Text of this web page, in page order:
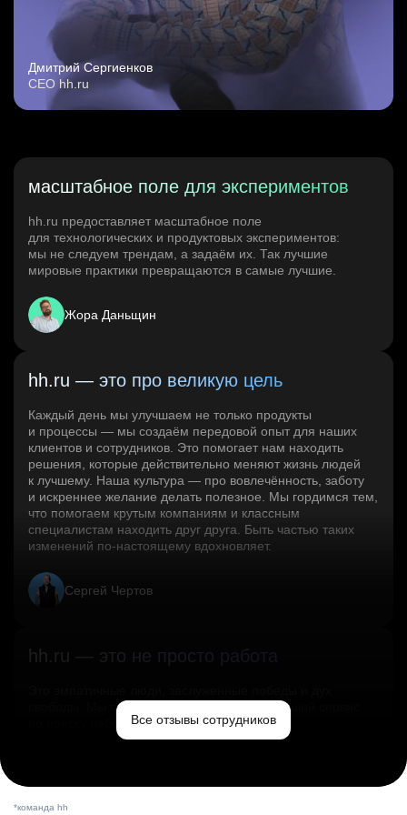
Дмитрий Сергиенков
CEO hh.ru
масштабное поле для экспериментов
hh.ru предоставляет масштабное поле
для технологических и продуктовых экспериментов:
мы не следуем трендам, а задаём их. Так лучшие
мировые практики превращаются в самые лучшие.
Жора Даньщин
hh.ru — это про великую цель
Каждый день мы улучшаем не только продукты
и процессы — мы создаём передовой опыт для наших
клиентов и сотрудников. Это помогает нам находить
решения, которые действительно меняют жизнь людей
к лучшему. Наша культура — про вовлечённость, заботу
и искреннее желание делать полезное. Мы гордимся тем,
что помогаем крутым компаниям и классным
специалистам находить друг друга. Быть частью таких
изменений по‑настоящему вдохновляет.
Сергей Чертов
hh.ru — это не просто работа
свободы. Мы помогаем миру и создаём лучший сервис
по поиску работы в стране.Все отзывы сотрудников
*команда hh